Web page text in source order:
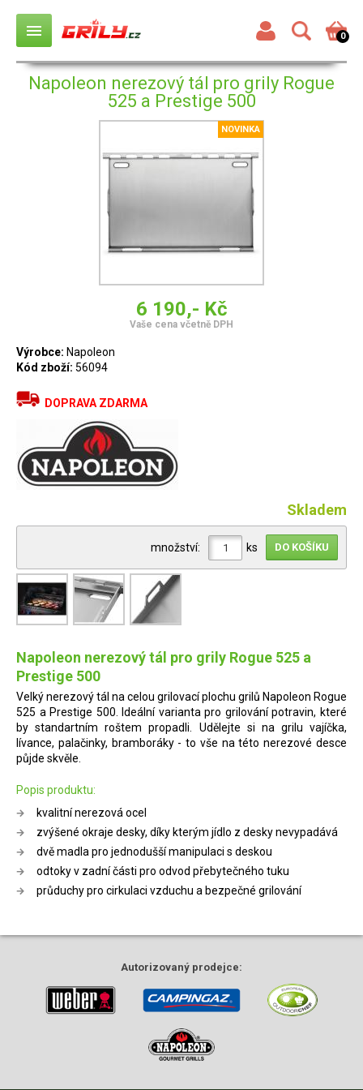
0
menu
Napoleon nerezový tál pro grily Rogue
525 a Prestige 500
NOVINKA
6 190,- Kč
Vaše cena včetně DPH
Výrobce: Napoleon
Kód zboží: 56094
DOPRAVA ZDARMA
Skladem
množství: ks
Napoleon nerezový tál pro grily Rogue 525 a
Prestige 500
Velký nerezový tál na celou grilovací plochu grilů Napoleon Rogue
525 a Prestige 500. Ideální varianta pro grilování potravin, které
by standartním roštem propadli. Udělejte si na grilu vajíčka,
lívance, palačinky, bramboráky - to vše na této nerezové desce
půjde skvěle.
Popis produktu:
kvalitní nerezová ocel
zvýšené okraje desky, díky kterým jídlo z desky nevypadává
dvě madla pro jednodušší manipulaci s deskou
odtoky v zadní části pro odvod přebytečného tuku
průduchy pro cirkulaci vzduchu a bezpečné grilování
Autorizovaný prodejce: